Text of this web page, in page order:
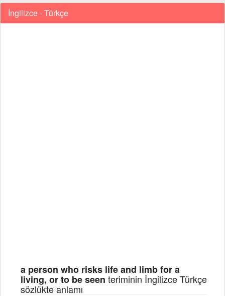
İngilizce - Türkçe
a person who risks life and limb for a
living, or to be seen teriminin İngilizce Türkçe
sözlükte anlamı